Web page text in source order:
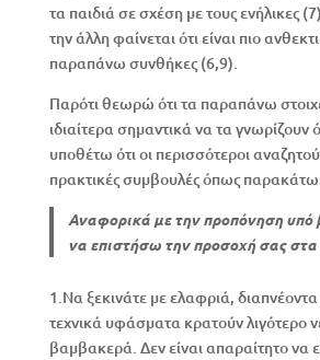
τα παιδιά σε σχέση με τους ενήλικες
την άλλη φαίνεται ότι είναι πιο
παραπάνω συνθήκες (6,9).
Παρότι θεωρώ ότι τα παραπάνω
ιδιαίτερα σημαντικά να τα γνωρίζουν
υποθέτω ότι οι περισσότεροι
πρακτικές συμβουλές όπως
Αναφορικά με την προπόνηση υπό
να επιστήσω την προσοχή σας στα
1.Να ξεκινάτε με ελαφριά,
τεχνικά υφάσματα κρατούν λιγότερο
βαμβακερά. Δεν είναι απαραίτητο να